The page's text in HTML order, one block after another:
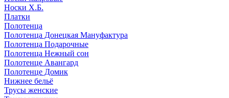
Носки Х.Б.
Платки
Полотенца
Полотенца Донецкая Мануфактура
Полотенца Подарочные
Полотенца Нежный сон
Полотенце Авангард
Полотенце Домик
Нижнее бельё
Трусы женские